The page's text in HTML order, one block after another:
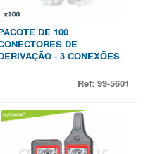
DE 100
DE
- 3 CONEXÕES
Ref: 99-5601